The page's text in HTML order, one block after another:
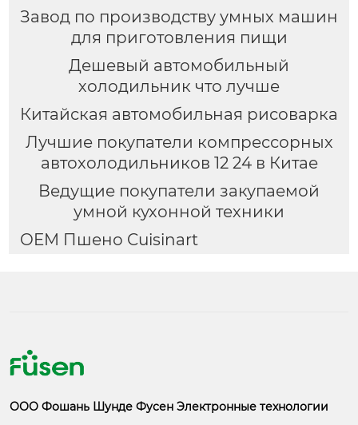
Завод по производству умных машин
для приготовления пищи
Дешевый автомобильный
холодильник что лучше
Китайская автомобильная рисоварка
Лучшие покупатели компрессорных
автохолодильников 12 24 в Китае
Ведущие покупатели закупаемой
умной кухонной техники
OEM Пшено Cuisinart
ООО Фошань Шунде Фусен Электронные технологии